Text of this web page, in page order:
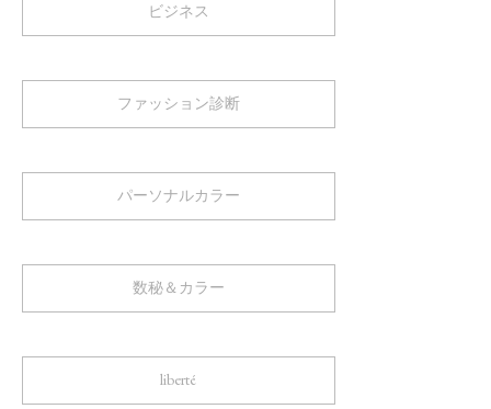
ビジネス
ファッション診断
パーソナルカラー
数秘＆カラー
liberté